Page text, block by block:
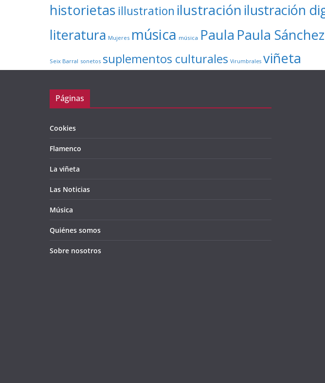
historietas illustration ilustración ilustración
literatura Mujeres música música Paula Paula
Seix Barral sonetos suplementos culturales Virumbrales viñeta
Páginas
Cookies
Flamenco
La viñeta
Las Noticias
Música
Quiénes somos
Sobre nosotros